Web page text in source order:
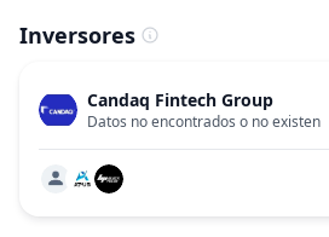
Inversores
Candaq Fintech Group
Datos no encontrados o no existen